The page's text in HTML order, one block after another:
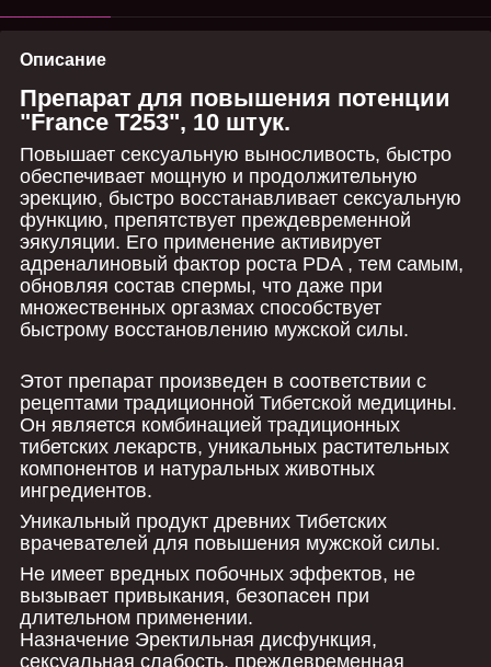
Описание
Препарат для повышения потенции
"France T253", 10 штук.
Повышает сексуальную выносливость, быстро
обеспечивает мощную и продолжительную
эрекцию, быстро восстанавливает сексуальную
функцию, препятствует преждевременной
эякуляции. Его применение активирует
адреналиновый фактор роста PDA , тем самым,
обновляя состав спермы, что даже при
множественных оргазмах способствует
быстрому восстановлению мужской силы.
Этот препарат произведен в соответствии с
рецептами традиционной Тибетской медицины.
Он является комбинацией традиционных
тибетских лекарств, уникальных растительных
компонентов и натуральных животных
ингредиентов.
Уникальный продукт древних Тибетских
врачевателей для повышения мужской силы.
Не имеет вредных побочных эффектов, не
вызывает привыкания, безопасен при
длительном применении.
Назначение Эректильная дисфункция,
сексуальная слабость, преждевременная